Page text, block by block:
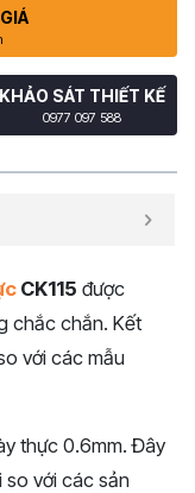
KHẢO SÁT THIẾT KẾ
0977 097 588
CK115 được
chắc chắn. Kết
với các mẫu
thực 0.6mm. Đây
so với các sản